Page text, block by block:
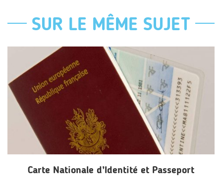
SUR LE MÊME SUJET
Carte Nationale d’Identité et Passeport